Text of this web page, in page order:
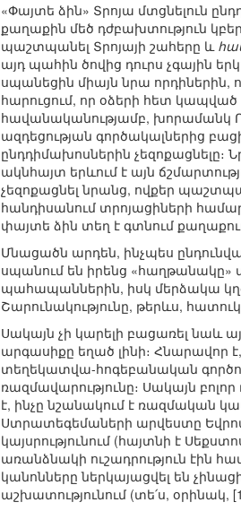
«Փայտե ձին» Տրոյա մտցնելուն
քաղաքին մեծ դժբախտություն
պաշտպանել Տրոյայի շահերը և
այդ պահին ծովից դուրս չգային
սպանեցին միայն նրա որդիներին,
հարուցում, որ օձերի հետ
հավանականությամբ, խորամանկ
ազդեցության գործակալներից
ընդդիմախոսներին
ակնհայտ երևում է այն
չեզոքացնել նրանց, ովքեր
հանդիսանում տրոյացիների
փայտե ձին տեղ է գտնում
Մնացածն արդեն, ինչպես
սպանում են իրենց
պահապաններին, իսկ մերձակա
Շարունակությունը, թերևս,
Սակայն չի կարելի բացառել նաև
արգասիքը եղած լինի։ Հնարավոր
տեղեկատվա-հոգեբանական
ռազմավարությունը։ Սակայն
է, ինչը նշանակում է ռազմական
Ստրատեգեմաների արվեստը
կայսրությունում (հայտնի է
առանձնակի ուշադրություն էին
կանոնները ներկայացվել են
աշխատությունում (տե՛ս, օրինակ,